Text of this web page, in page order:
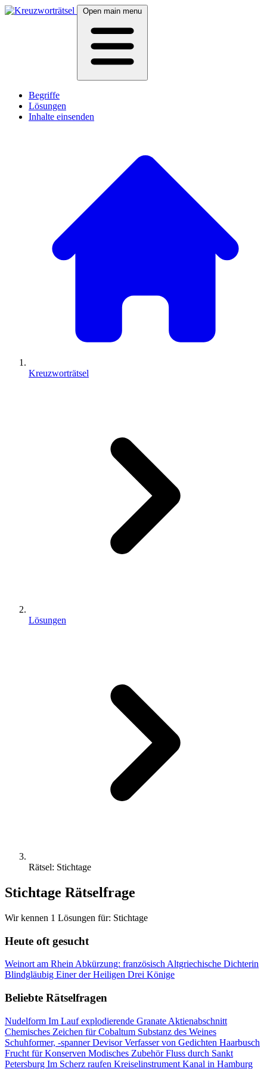
Open main menu
Begriffe
Lösungen
Inhalte einsenden
Kreuzworträtsel
Lösungen
Rätsel: Stichtage
Stichtage Rätselfrage
Wir kennen 1 Lösungen für: Stichtage
Heute oft gesucht
Weinort am Rhein Abkürzung: französisch Altgriechische Dichterin
Blindgläubig Einer der Heiligen Drei Könige
Beliebte Rätselfragen
Nudelform Im Lauf explodierende Granate Aktienabschnitt
Chemisches Zeichen für Cobaltum Substanz des Weines
Schuhformer, -spannerDevisorVerfasser von Gedichten Haarbusch
Frucht für Konserven Modisches ZubehörFluss durch Sankt
Petersburg Im Scherz raufen Kreiselinstrument Kanal in Hamburg